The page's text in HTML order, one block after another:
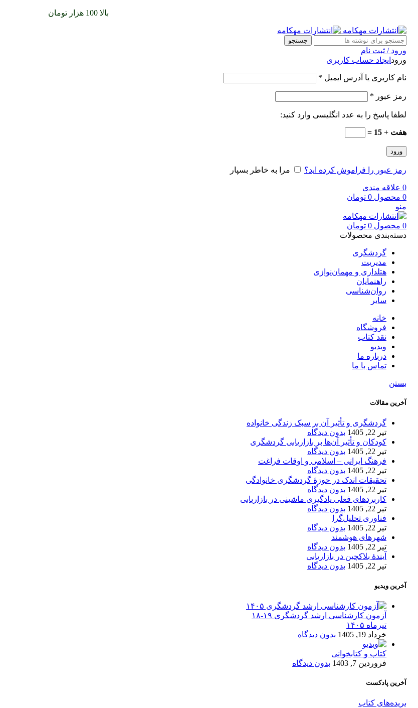
بالا 100 هزار تومان
جستجو
ورود / ثبت نام
ورود ایجاد حساب کاربری
نام کاربری یا آدرس ایمیل *
رمز عبور *
لطفا پاسخ را به عدد انگلیسی وارد کنید:
هفت + 15 =
ورود
رمز عبور را فراموش کرده اید؟ مرا به خاطر بسپار
0 علاقه مندی
0 محصول 0 تومان
منو
0 محصول 0 تومان
دسته‌بندی محصولات
گردشگری
مدیریت
هتلداری و مهمان‌نوازی
راهنمایان
روان‌شناسی
سایر
خانه
فروشگاه
نقد کتاب
ویدیو
درباره‌ ما
تماس با ما
بریده‌های کتاب
بستن
آخرین مقالات
گردشگری و تأثیر آن بر سبک زندگی خانواده
تیر 22, 1405
بدون دیدگاه
کودکان و تأثیر آن‌ها بر بازاریابی گردشگری
تیر 22, 1405
بدون دیدگاه
فرهنگ ایرانی – اسلامی و اوقات فراغت
تیر 22, 1405
بدون دیدگاه
تحقیقات اندک در حوزۀ گردشگری خانوادگی
تیر 22, 1405
بدون دیدگاه
کاربردهای فعلی یادگیری ماشینی در بازاریابی
تیر 22, 1405
بدون دیدگاه
فناوری تحلیل‌گرا
تیر 22, 1405
بدون دیدگاه
شهرهای هوشمند
تیر 22, 1405
بدون دیدگاه
آیندۀ بلاکچین در بازاریابی
تیر 22, 1405
بدون دیدگاه
آخرین ویدیو
آزمون کارشناسی ارشد گردشگری ۱۹-۱۸
تیرماه ۱۴۰۵
خرداد 19, 1405
بدون دیدگاه
کتاب و کتابخوانی
فروردین 7, 1403
بدون دیدگاه
آخرین پادکست